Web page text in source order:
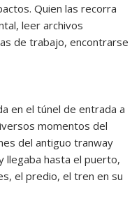
Quien las recorra
leer archivos
de trabajo, encontrarse
en el túnel de entrada a
momentos del
del antiguo tranway
llegaba hasta el puerto,
el predio, el tren en su